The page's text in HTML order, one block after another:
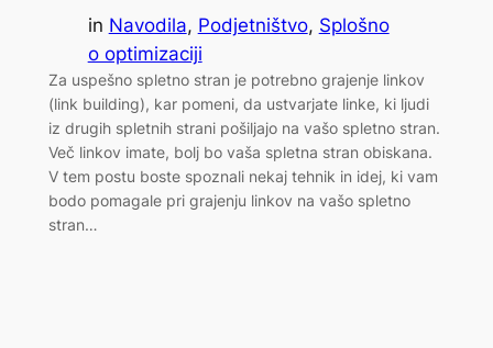
in Navodila, Podjetništvo, Splošno
o optimizaciji
Za uspešno spletno stran je potrebno grajenje linkov
(link building), kar pomeni, da ustvarjate linke, ki ljudi
iz drugih spletnih strani pošiljajo na vašo spletno stran.
Več linkov imate, bolj bo vaša spletna stran obiskana.
V tem postu boste spoznali nekaj tehnik in idej, ki vam
bodo pomagale pri grajenju linkov na vašo spletno
stran…